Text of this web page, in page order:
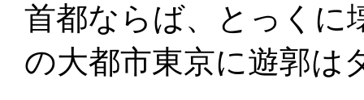
首都ならば、とっくに
の大都市東京に遊郭は